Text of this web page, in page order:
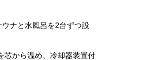
ナと水風呂を2台ずつ設
芯から温め、冷却器装置付